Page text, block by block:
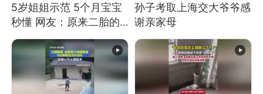
5岁姐姐示范 5个月宝宝
秒懂 网友：原来二胎的
快乐长这样
孙子考取上海交大爷爷感
谢亲家母